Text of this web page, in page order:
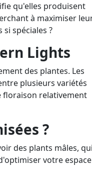
qu'elles produisent
à maximiser
si spéciales ?
Lights
des plantes. Les
plusieurs variétés
floraison relativement
?
des plants mâles,
votre